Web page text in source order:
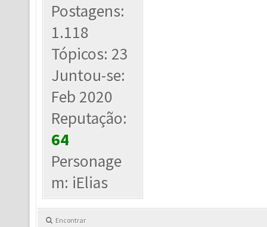
Postagens:
1.118
Tópicos: 23
Juntou-se:
Feb 2020
Reputação:
64
Personage
m: iElias
Encontrar